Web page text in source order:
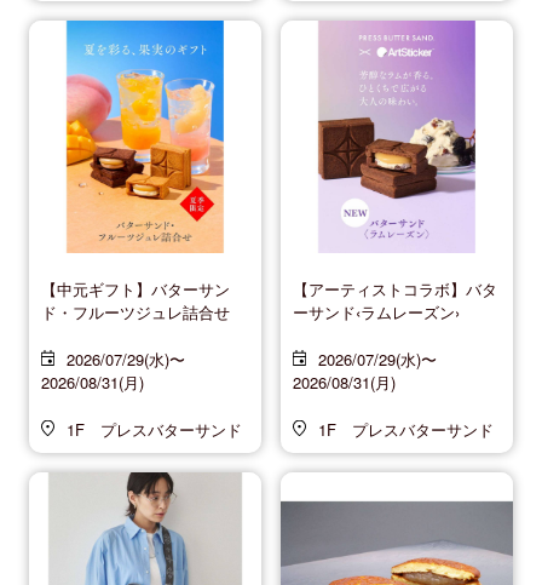
【中元ギフト】バターサン
ド・フルーツジュレ詰合せ
2026/07/29(水)〜
2026/08/31(月)
1F プレスバターサンド
【アーティストコラボ】バタ
ーサンド‹ラムレーズン›
2026/07/29(水)〜
2026/08/31(月)
1F プレスバターサンド